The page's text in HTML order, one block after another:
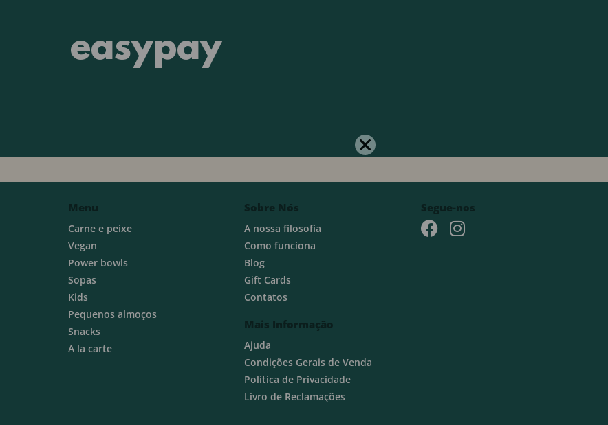
easypay
Menu
Carne e peixe
Vegan
Power bowls
Sopas
Kids
Pequenos almoços
Snacks
A la carte
Sobre Nós
A nossa filosofia
Como funciona
Blog
Gift Cards
Contatos
Mais Informação
Ajuda
Condições Gerais de Venda
Política de Privacidade
Livro de Reclamações
Segue-nos